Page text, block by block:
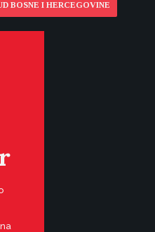
BOSNE I HERCEGOVINE